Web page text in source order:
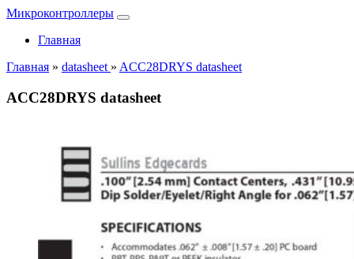
Микроконтроллеры
Главная
Главная » datasheet » ACC28DRYS datasheet
ACC28DRYS datasheet